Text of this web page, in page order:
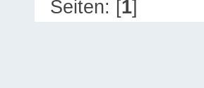
Seiten: [1]